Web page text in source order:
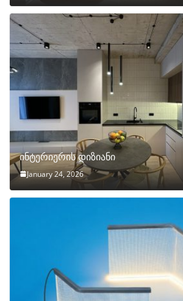
ინტერიერის დიზიანი
January 24, 2026